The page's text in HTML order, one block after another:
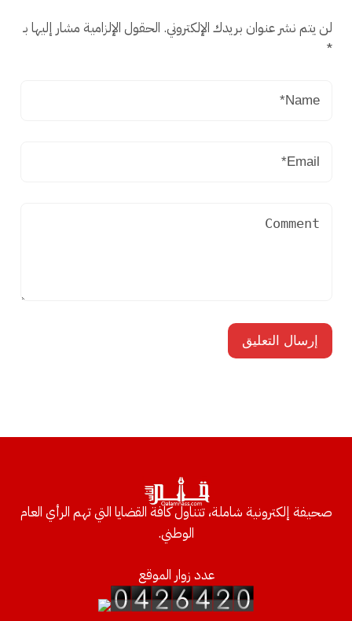
لن يتم نشر عنوان بريدك الإلكتروني. الحقول الإلزامية مشار إليها بـ
*
صحيفة إلكترونية شاملة، تتناول كافة القضايا التي تهم الرأي العام
الوطني.
عدد زوار الموقع